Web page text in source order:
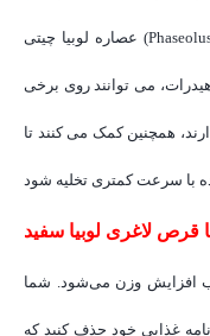
عصاره لوبیا چیتی (Phaseolus vulgaris) یا عصاره لوبیا سفید می دانند. این
می توانند روی برخی
همچنین کمک می کنند تا
قرص لاغری لوبیا سفید
افزایش وزن می‌شود. شما
غذایی خود حذف کنید که